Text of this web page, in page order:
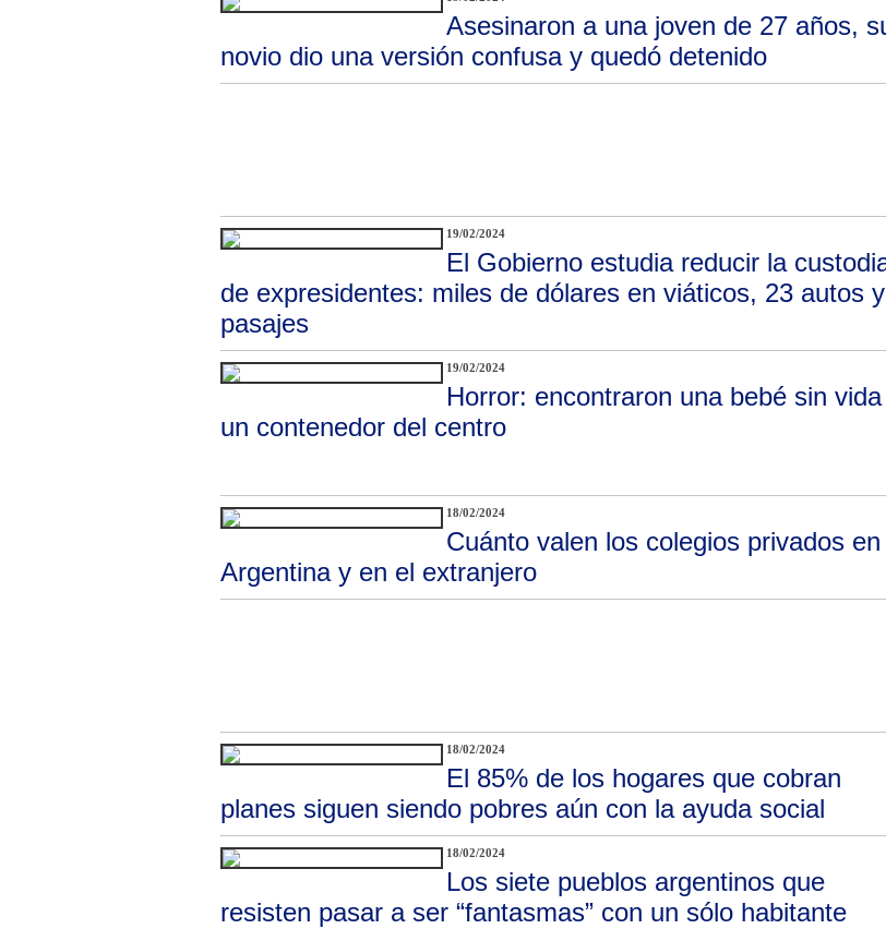
Asesinaron a una joven de 27 años,
novio dio una versión confusa y quedó detenido
19/02/2024
El Gobierno estudia reducir la
de expresidentes: miles de dólares en viáticos, 23 autos y
pasajes
19/02/2024
Horror: encontraron una bebé sin
un contenedor del centro
18/02/2024
Cuánto valen los colegios privados en
Argentina y en el extranjero
18/02/2024
El 85% de los hogares que cobran
planes siguen siendo pobres aún con la ayuda social
18/02/2024
Los siete pueblos argentinos que
resisten pasar a ser “fantasmas” con un sólo habitante